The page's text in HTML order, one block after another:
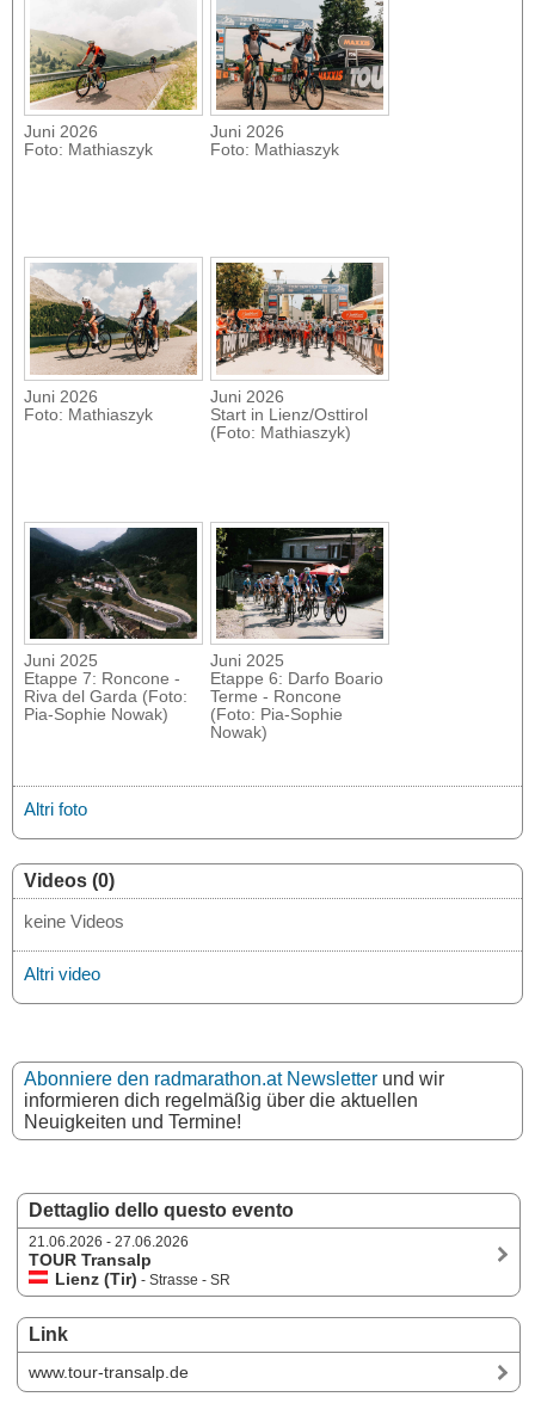
Dettaglio dello questo evento
21.06.2026 - 27.06.2026
TOUR Transalp
Lienz (Tir) - Strasse - SR
Link
www.tour-transalp.de
Juni 2026
Foto: Mathiaszyk
Juni 2026
Foto: Mathiaszyk
Juni 2026
Foto: Mathiaszyk
Juni 2026
Start in Lienz/Osttirol
(Foto: Mathiaszyk)
Juni 2025
Etappe 7: Roncone -
Riva del Garda (Foto:
Pia-Sophie Nowak)
Juni 2025
Etappe 6: Darfo Boario
Terme - Roncone
(Foto: Pia-Sophie
Nowak)
Altri foto
Videos (0)
keine Videos
Altri video
Abonniere den radmarathon.at Newsletter und wir
informieren dich regelmäßig über die aktuellen
Neuigkeiten und Termine!